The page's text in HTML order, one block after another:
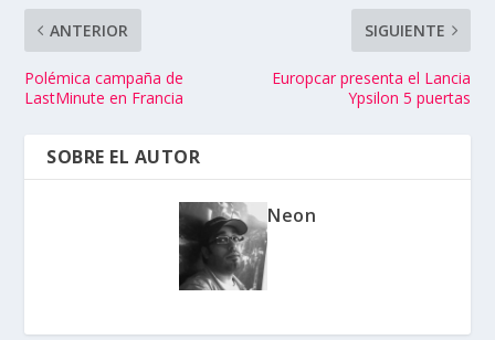
ANTERIOR
Polémica campaña de
LastMinute en Francia
SIGUIENTE
Europcar presenta el Lancia
Ypsilon 5 puertas
SOBRE EL AUTOR
Neon